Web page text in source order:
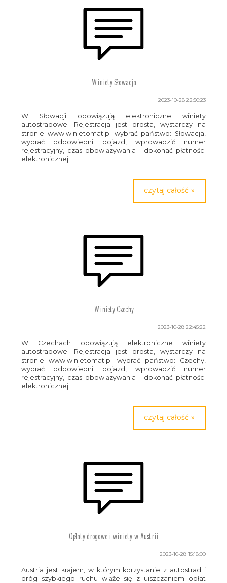
Winiety Słowacja
2023-10-28 22:50:23
W Słowacji obowiązują elektroniczne winiety
autostradowe. Rejestracja jest prosta, wystarczy na
stronie www.winietomat.pl wybrać państwo: Słowacja,
wybrać odpowiedni pojazd, wprowadzić numer
rejestracyjny, czas obowiązywania i dokonać płatności
elektronicznej.
czytaj całość »
Winiety Czechy
2023-10-28 22:45:22
W Czechach obowiązują elektroniczne winiety
autostradowe. Rejestracja jest prosta, wystarczy na
stronie www.winietomat.pl wybrać państwo: Czechy,
wybrać odpowiedni pojazd, wprowadzić numer
rejestracyjny, czas obowiązywania i dokonać płatności
elektronicznej.
czytaj całość »
Opłaty drogowe i winiety w Austrii
2023-10-28 15:18:00
Austria jest krajem, w którym korzystanie z autostrad i
dróg szybkiego ruchu wiąże się z uiszczaniem opłat